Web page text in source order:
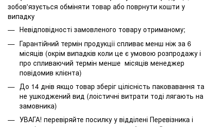
зобов'язується обміняти товар або поврнути кошти у
випадку
Невідповідності замовленого товару отриманому;
Гарантійний термін продукції спливає менш ніж за 6
місяців (окрім випадків коли це є умовою розпродажу і
про спливаючий термін менше місяців менеджер
повідомив клієнта)
До 14 днів якщо товар зберіг цілісність паковавання та
не ушкоджений вид (лоістичні витрати тоді лягають на
замовника)
УВАГА! перевіряйте посилку у відділені Перевізника і